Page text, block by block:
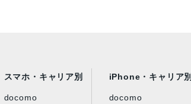
スマホ・キャリア別
docomo
iPhone・キャリア別
docomo